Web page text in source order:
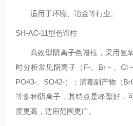
适用于环境、冶金等行业。
SH-AC-11型色谱柱
高效型阴离子色谱柱，采用氢
时分析常见阴离子（F-、Br－、Cl
PO43-、SO42-）；消毒副产物（
等多种阴离子，其特点是峰型好，
度更高，适用范围更广。